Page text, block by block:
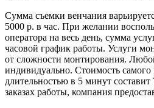
Сумма съемки венчания
5000 р. в час. При желании
оператора на весь день, сумма
часовой график работы. Услуги
от сложности монтирования.
индивидуально. Стоимость
длительностью в 5 минут
заказах работы, компания